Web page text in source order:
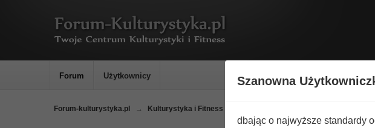
Forum Użytkownicy
Forum-kulturystyka.pl → Kulturystyka i Fitness
Szanowna
dbając o najwyższe standardy